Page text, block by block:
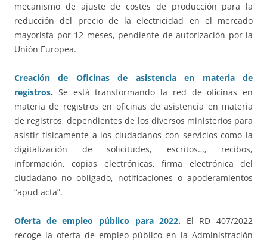
mecanismo de ajuste de costes de producción para la
reducción del precio de la electricidad en el mercado
mayorista por 12 meses, pendiente de autorización por la
Unión Europea.
Creación de Oficinas de asistencia en materia de
registros. Se está transformando la red de oficinas en
materia de registros en oficinas de asistencia en materia
de registros, dependientes de los diversos ministerios para
asistir físicamente a los ciudadanos con servicios como la
digitalización de solicitudes, escritos…, recibos,
información, copias electrónicas, firma electrónica del
ciudadano no obligado, notificaciones o apoderamientos
“apud acta”.
Oferta de empleo público para 2022. El RD 407/2022
recoge la oferta de empleo público en la Administración